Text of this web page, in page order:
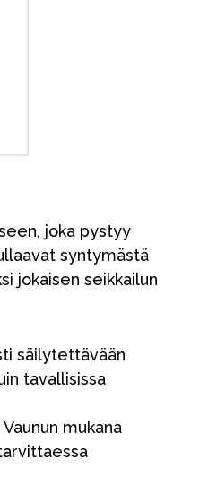
joka pystyy
syntymästä
jokaisen seikkailun
säilytettävään
tavallisissa
mukana